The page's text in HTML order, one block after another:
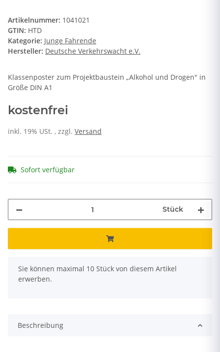
Artikelnummer: 1041021
GTIN: HTD
Kategorie: Junge Fahrende
Hersteller: Deutsche Verkehrswacht e.V.
Klassenposter zum Projektbaustein „Alkohol und Drogen" in
Größe DIN A1
kostenfrei
inkl. 19% USt. , zzgl. Versand
Sofort verfügbar
Stück
x
Sie können maximal 10 Stück von diesem Artikel
erwerben.
Beschreibung